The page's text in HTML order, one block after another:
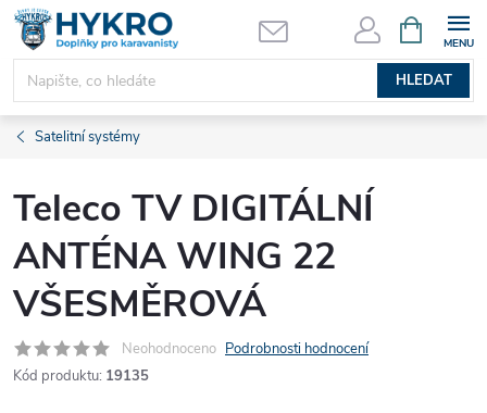
Přejít
obsah
HLEDAT
NÁKUPNÍ
KOŠÍK
Satelitní systémy
Teleco TV DIGITÁLNÍ
ANTÉNA WING 22
VŠESMĚROVÁ
Neohodnoceno Podrobnosti hodnocení
Kód produktu: 19135